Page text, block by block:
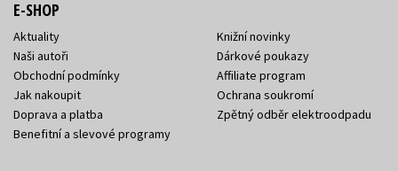
E-SHOP
Aktuality
Naši autoři
Obchodní podmínky
Jak nakoupit
Doprava a platba
Benefitní a slevové programy
Knižní novinky
Dárkové poukazy
Affiliate program
Ochrana soukromí
Zpětný odběr elektroodpadu